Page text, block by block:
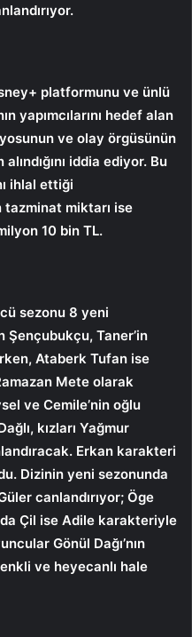
platformunu ve ünlü
yapımcılarını hedef alan
ve olay örgüsünün
iddia ediyor. Bu
ihlal ettiği
miktarı ise
10 bin TL.
sezonu 8 yeni
Taner’in
Ataberk Tufan ise
Mete olarak
ve Cemile’nin oğlu
kızları Yağmur
Erkan karakteri
Dizinin yeni sezonunda
canlandırıyor; Öge
Çil ise Adile karakteriyle
Gönül Dağı’nın
ve heyecanlı hale